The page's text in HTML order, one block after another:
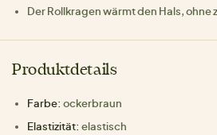
Der Rollkragen wärmt den Hals, ohne
Produktdetails
Farbe: ockerbraun
Elastizität: elastisch